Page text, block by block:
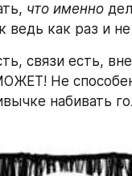
что именно
ведь как раз и
связи есть,
Не
набивать